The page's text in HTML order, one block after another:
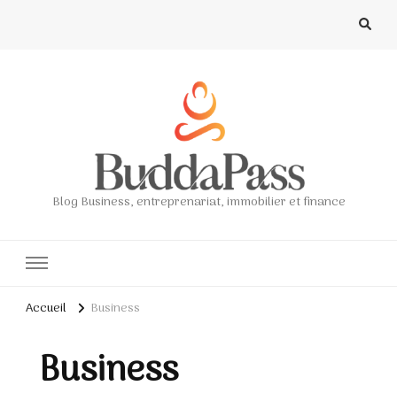
Blog Business, entreprenariat, immobilier et finance
Accueil Business
Business